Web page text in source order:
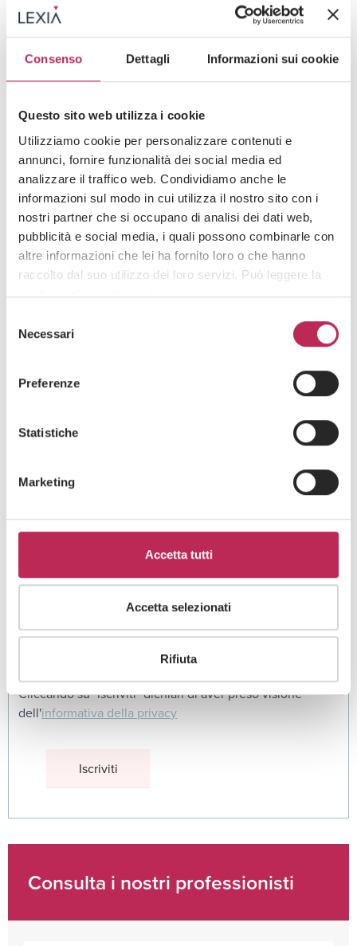
Consenso Dettagli Informazioni sui cookie
Questo sito web utilizza i cookie
Utilizziamo cookie per personalizzare contenuti e
annunci, fornire funzionalità dei social media ed
analizzare il traffico web. Condividiamo anche le
informazioni sul modo in cui utilizza il nostro sito con i
nostri partner che si occupano di analisi dei dati web,
pubblicità e social media, i quali possono combinarle con
altre informazioni che lei ha fornito loro o che hanno
raccolto dal suo utilizzo dei loro servizi. Può leggere la
nostra cookie policyqui.
Attenzione: chiudendo questo banner, cliccando in
un’area sottostante o accedendo ad un’altra pagina del
delNecessari
Preferenze
Statistiche
Marketing
Accetta tutti
Accetta selezionati
Rifiuta
Newsletter
Cliccando su "iscriviti" dichiari di aver preso visione
dell'informativa della privacy
difesa da Lexia
News
15 · 05 · 2026
Concessioni Bingo, nuova vittoria di LEXIA.
Verso una redistribuzione del “costo” delle
proroghe illegittime all’interno del mercato
Consulta i nostri professionisti